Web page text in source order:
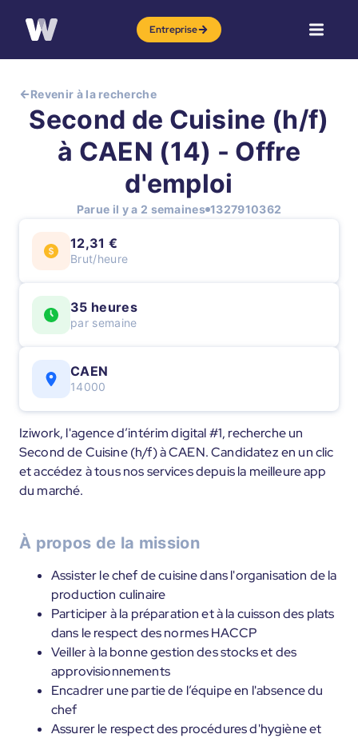
Entreprise
Revenir à la recherche
Second de Cuisine (h/f)
à CAEN (14) - Offre
d'emploi
Parue il y a 2 semaines 1327910362
12,31 €
Brut/heure
35 heures
par semaine
CAEN
14000
Iziwork, l'agence d’intérim digital #1, recherche un
Second de Cuisine (h/f) à CAEN. Candidatez en un clic
et accédez à tous nos services depuis la meilleure app
du marché.
À propos de la mission
Assister le chef de cuisine dans l'organisation de la
production culinaire
Participer à la préparation et à la cuisson des plats
dans le respect des normes HACCP
Veiller à la bonne gestion des stocks et des
approvisionnements
Encadrer une partie de l’équipe en l'absence du
chef
Assurer le respect des procédures d'hygiène et